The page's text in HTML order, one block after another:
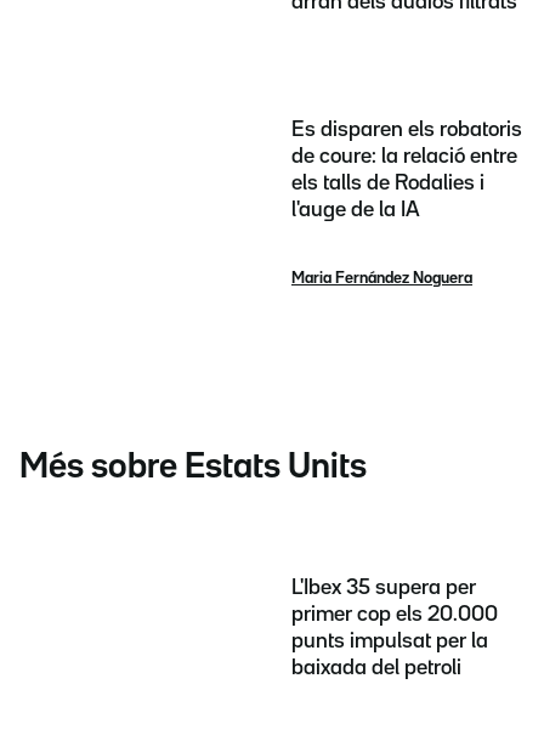
Es disparen els robatoris
de coure: la relació entre
els talls de Rodalies i
l'auge de la IA
Maria Fernández Noguera
Més sobre Estats Units
L'Ibex 35 supera per
primer cop els 20.000
punts impulsat per la
baixada del petroli